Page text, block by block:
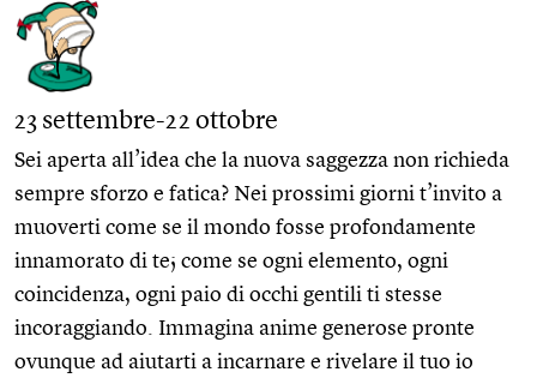
23 settembre-22 ottobre
Sei aperta all’idea che la nuova saggezza non richieda
sempre sforzo e fatica? Nei prossimi giorni t’invito a
muoverti come se il mondo fosse profondamente
innamorato di te; come se ogni elemento, ogni
coincidenza, ogni paio di occhi gentili ti stesse
incoraggiando. Immagina anime generose pronte
ovunque ad aiutarti a incarnare e rivelare il tuo io